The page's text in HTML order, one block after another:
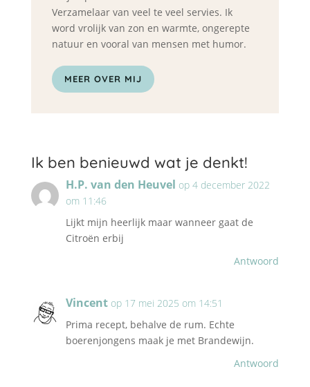
Verzamelaar van veel te veel servies. Ik
word vrolijk van zon en warmte, ongerepte
natuur en vooral van mensen met humor.
MEER OVER MIJ
Ik ben benieuwd wat je denkt!
H.P. van den Heuvel op 4 december 2022
om 11:46
Lijkt mijn heerlijk maar wanneer gaat de
Citroën erbij
Antwoord
Vincent op 17 mei 2025 om 14:51
Prima recept, behalve de rum. Echte
boerenjongens maak je met Brandewijn.
Antwoord